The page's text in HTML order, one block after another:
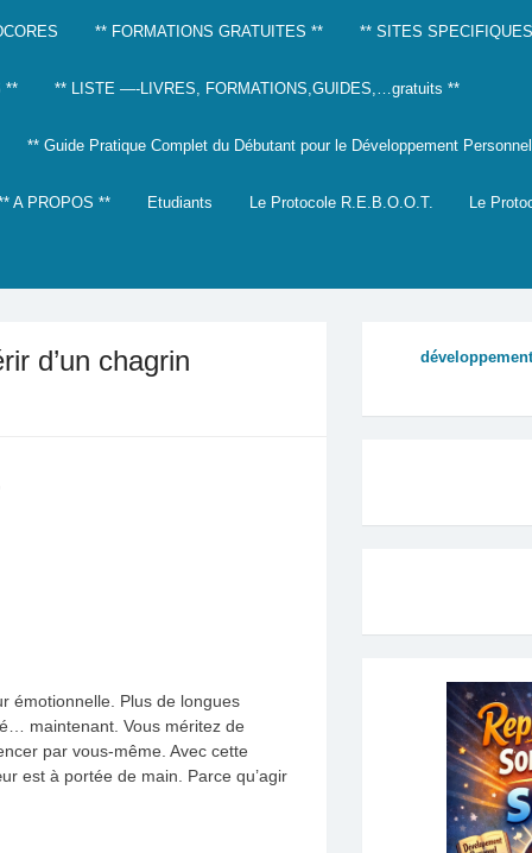
** FORMATIONS GRATUITES ** ** SITES
** ** LISTE —-LIVRES, FORMATIONS,GUIDES,…gratuits **
** Guide Pratique Complet du Débutant pour le Développement
A PROPOS ** Etudiants Le Protocole R.E.B.O.O.T. Le
d’un chagrin
émotionnelle. Plus de longues
maintenant. Vous méritez de
par vous-même. Avec cette
est à portée de main. Parce qu’agir